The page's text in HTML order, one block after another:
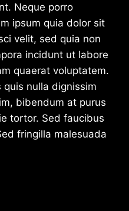
Neque porro
ipsum quia dolor sit
velit, sed quia non
incidunt ut labore
quaerat voluptatem.
nulla dignissim
bibendum at purus
tortor. Sed faucibus
fringilla malesuada